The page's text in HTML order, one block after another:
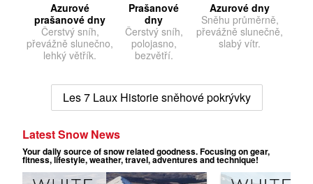
Azurové
prašanové dny
Čerstvý sníh,
převážně slunečno,
lehký větřík.
Prašanové
dny
Čerstvý sníh,
polojasno,
bezvětří.
Azurové dny
Sněhu průměrně,
převážně slunečně,
slabý vítr.
Les 7 Laux Historie sněhové pokrývky